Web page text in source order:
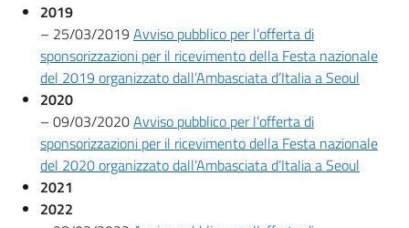
2019
– 25/03/2019 Avviso pubblico per l’offerta di
sponsorizzazioni per il ricevimento della Festa nazionale
del 2019 organizzato dall’Ambasciata d’Italia a Seoul
2020
– 09/03/2020Avviso pubblico per l’offerta di
sponsorizzazioni per il ricevimento della Festa nazionale
del 2020 organizzato dall’Ambasciata d’Italia a Seoul
2021
2022